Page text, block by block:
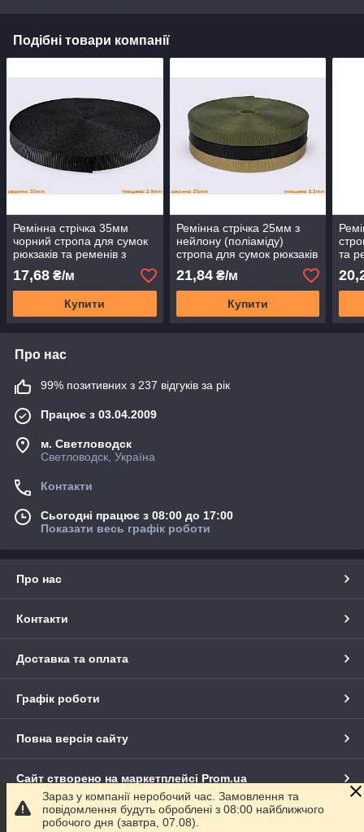
Подібні товари компанії
Ремінна стрічка 35мм
чорний стропа для сумок
рюкзаків та ременів з
поліпропілену
17,68 ₴/м
Купити
Ремінна стрічка 25мм з
нейлону (поліаміду)
стропа для сумок рюкзаків
та ременів (PEO - арт№2)
21,84₴/м
Купити
та
PEO
Про нас
99% позитивних з 237 відгуків за рік
Працює з 03.04.2009
м. Светловодск
Светловодск, Україна
Контакти
Сьогодні працює з 08:00 до 17:00
Показати весь графік роботи
Про нас
Контакти
Доставка та оплата
Графік роботи
Повна версія сайту
Сайт створено на маркетплейсі Prom.ua
Політика конфіденційності
Зараз у компанії неробочий час. Замовлення та
повідомлення будуть оброблені з 08:00 найближчого
робочого дня (завтра, 07.08).